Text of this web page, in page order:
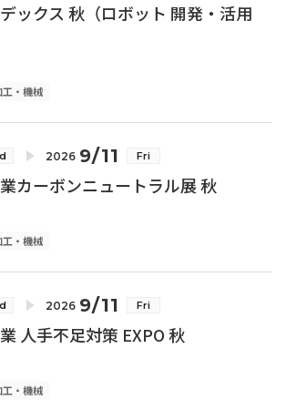
ックス 秋（ロボット 開発・活用
・機械
2026 9/11 Fri
カーボンニュートラル展 秋
・機械
2026 9/11 Fri
人手不足対策 EXPO 秋
・機械